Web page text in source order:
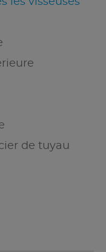
de tuyau